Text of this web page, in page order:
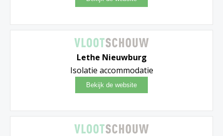
Lethe Nieuwburg
Isolatie accommodatie